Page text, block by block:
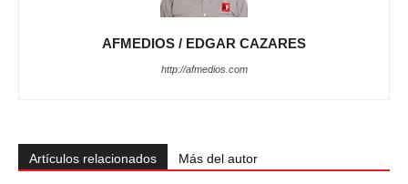
AFMEDIOS / EDGAR CAZARES
http://afmedios.com
Artículos relacionados Más del autor